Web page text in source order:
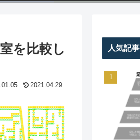
を比較し
2021.04.29
人気記事